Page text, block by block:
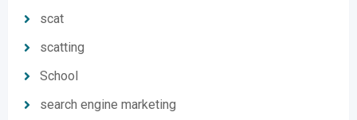
scat
scatting
School
search engine marketing